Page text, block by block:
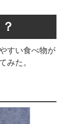
すい食べ物が
みた。